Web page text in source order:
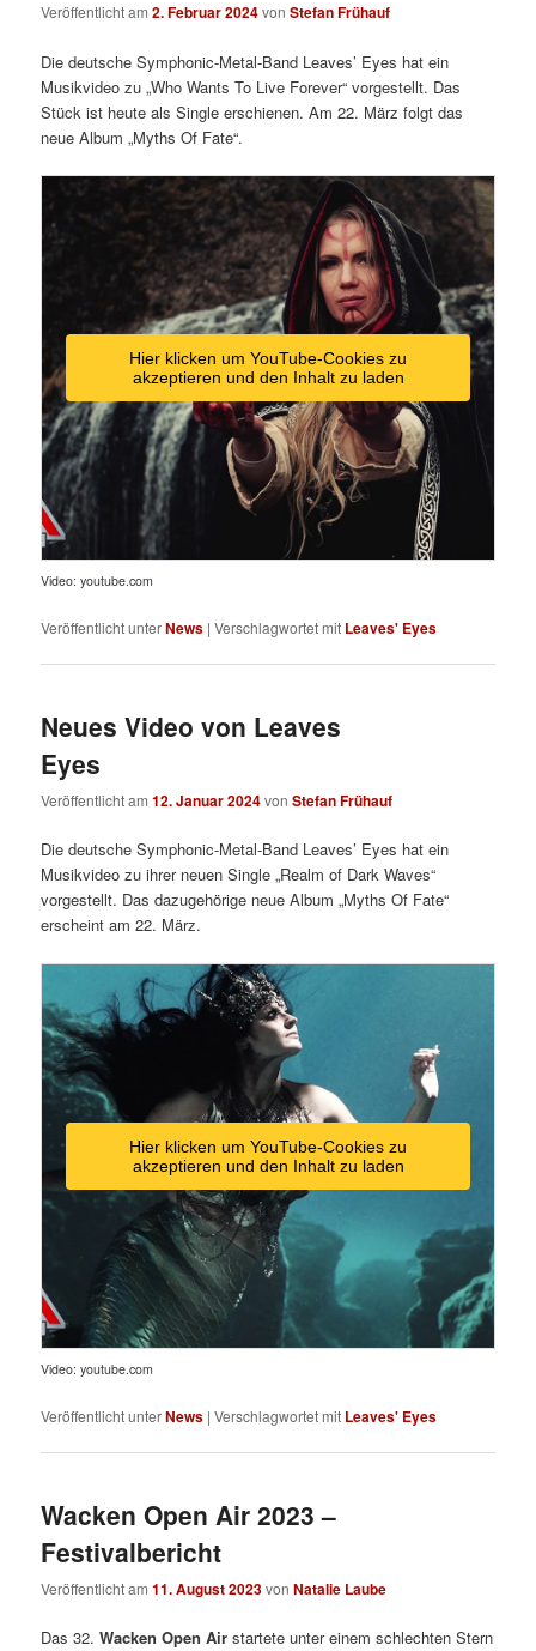
Veröffentlicht am2. Februar 2024vonStefan Frühauf
Die deutsche Symphonic-Metal-Band Leaves’ Eyes hat ein
Musikvideo zu „Who Wants To Live Forever“ vorgestellt. Das
Stück ist heute als Single erschienen. Am 22. März folgt das
neue Album „Myths Of Fate“.
Hier klicken um YouTube-Cookies zu
akzeptieren und den Inhalt zu laden
Video: youtube.com
Veröffentlicht unterNews |Verschlagwortet mit Leaves' Eyes
Neues Video von Leaves
Eyes
Veröffentlicht am12. Januar 2024vonStefan Frühauf
Die deutsche Symphonic-Metal-Band Leaves’ Eyes hat ein
Musikvideo zu ihrer neuen Single „Realm of Dark Waves“
vorgestellt. Das dazugehörige neue Album „Myths Of Fate“
erscheint am 22. März.
Hier klicken um YouTube-Cookies zu
akzeptieren und den Inhalt zu laden
Video: youtube.com
Veröffentlicht unterNews |Verschlagwortet mit Leaves' Eyes
Wacken Open Air 2023 –
Festivalbericht
Veröffentlicht am11. August 2023vonNatalie Laube
Das 32.Wacken Open Air startete unter einem schlechten Stern